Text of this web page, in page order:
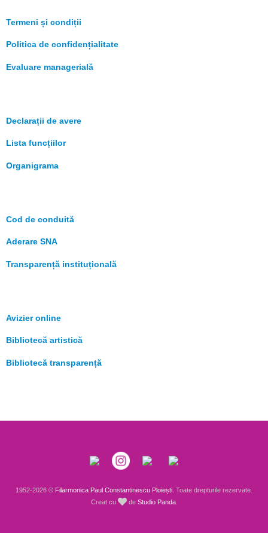
Termeni și condiții
Politica de confidențialitate
Evaluare managerială
Declarații de avere
Lista funcțiilor
Organigrama
Cod de conduită
Aderare SNA
Transparență instituțională
Avizier online
Bibliotecă artistică
Bibliotecă transparență
1952-2026 © Filarmonica Paul Constantinescu Ploiești . Toate drepturile rezervate.
Creat cu
de Studio Panda.